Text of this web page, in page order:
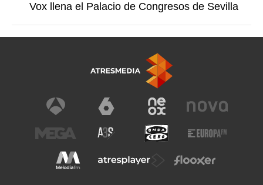
Vox llena el Palacio de Congresos de Sevilla